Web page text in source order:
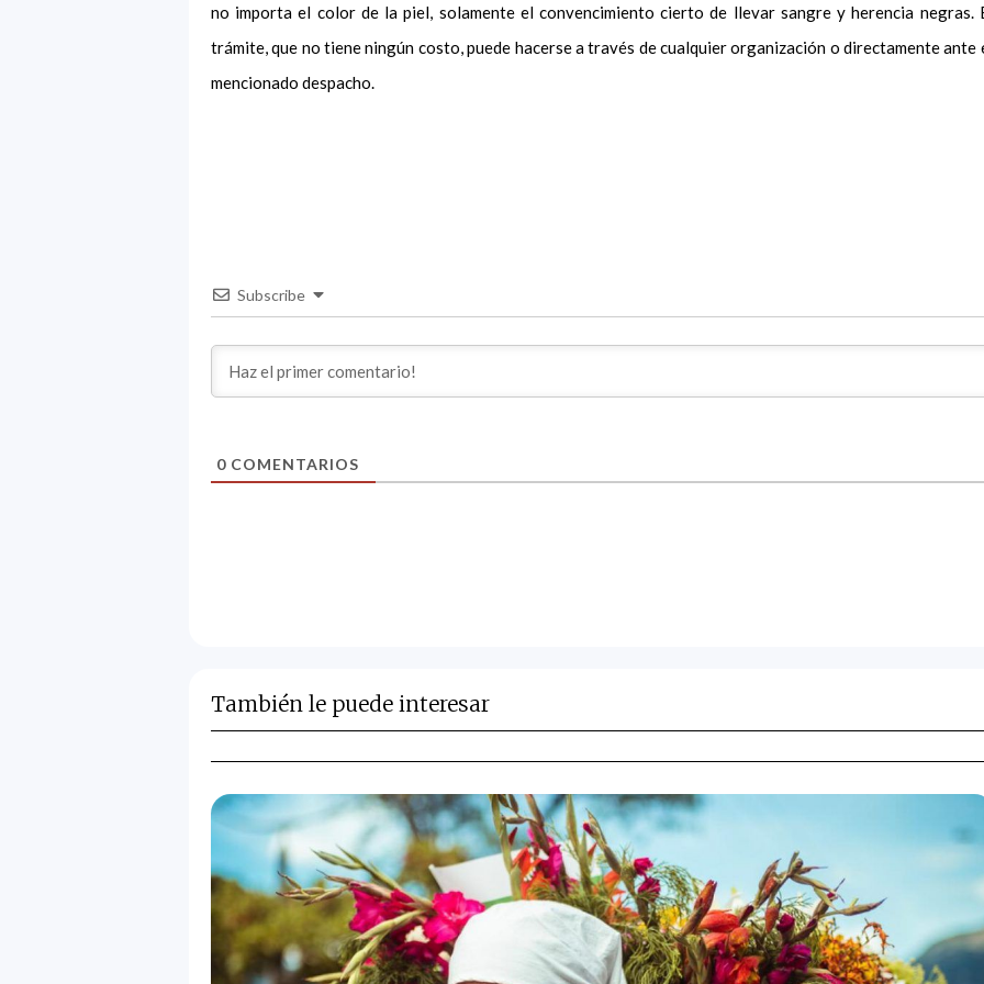
no importa el color de la piel, solamente el convencimiento cierto de llevar sangre y herencia negras.
trámite, que no tiene ningún costo, puede hacerse a través de cualquier organización o directamente ante
mencionado despacho.
Subscribe
0 COMENTARIOS
También le puede interesar